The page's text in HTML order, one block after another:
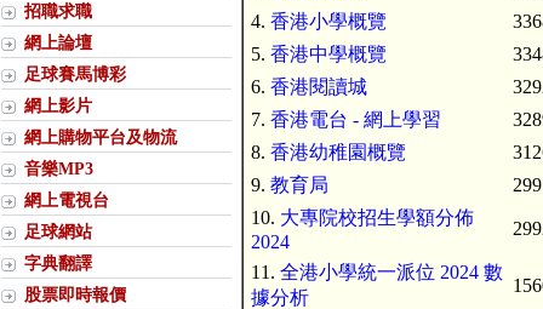
招職求職
網上論壇
足球賽馬博彩
網上影片
網上購物平台及物流
音樂MP3
網上電視台
足球網站
字典翻譯
股票即時報價
4. 香港小學概覽
5. 香港中學概覽
6. 香港閱讀城
7. 香港電台 - 網上學習
8. 香港幼稚園概覽
9. 教育局
10. 大專院校招生學額分佈
2024
11. 全港小學統一派位 2024 數
據分析